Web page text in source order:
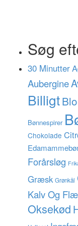
Søg
30 Minutter
Aubergine
Billigt
Bønnespirer
Chokolade
Forårsløg
Græsk Grønkål
Kalv Og
Oksekød